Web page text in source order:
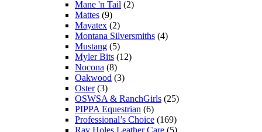
Mane 'n Tail (2)
Mattes (9)
Mayatex (2)
Montana Silversmiths (4)
Mustang (5)
Myler Bits (12)
Nocona (8)
Oakwood (3)
Oster (3)
OSWSA & RanchGirls (25)
PIPPA Equestrian (6)
Professional’s Choice (169)